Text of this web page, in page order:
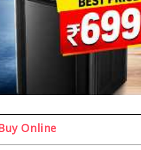
Online